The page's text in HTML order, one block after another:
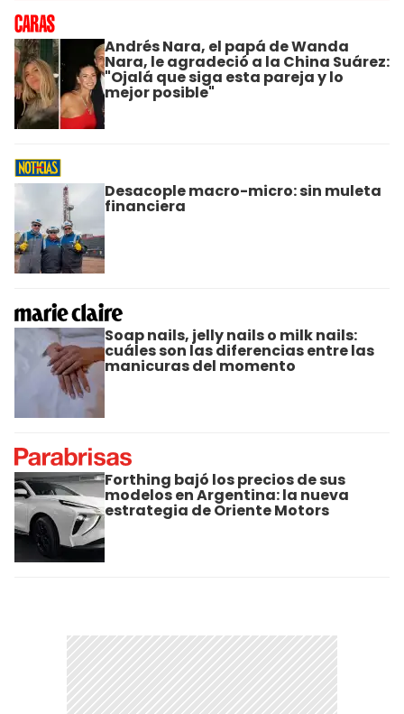
Andrés Nara, el papá de Wanda
Nara, le agradeció a la China Suárez:
"Ojalá que siga esta pareja y lo
mejor posible"
Desacople macro-micro: sin muleta
financiera
Soap nails, jelly nails o milk nails:
cuáles son las diferencias entre las
manicuras del momento
Forthing bajó los precios de sus
modelos en Argentina: la nueva
estrategia de Oriente Motors